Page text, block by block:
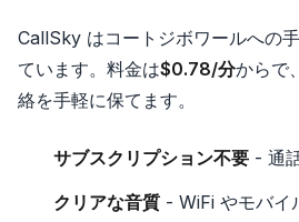
CallSky はコートジボワールへの
ています。料金は$0.78/分からで
絡を手軽に保てます。
サブスクリプション不要 - 通
クリアな音質 - WiFi やモバイ